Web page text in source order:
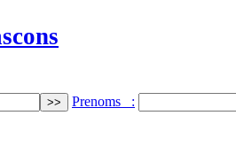
Prenoms :